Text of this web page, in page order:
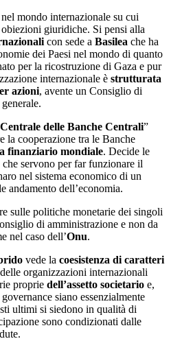
nel mondo internazionale su cui
giuridiche. Si pensi alla
con sede a Basilea che ha
dei Paesi nel mondo di quanto
per la ricostruzione di Gaza e pur
internazionale è strutturata
azioni, avente un Consiglio di
delle Banche Centrali”
la cooperazione tra le Banche
finanziario mondiale. Decide le
servono per far funzionare il
nel sistema economico di un
andamento dell’economia.
sulle politiche monetarie dei singoli
di amministrazione e non da
nel caso dell’Onu.
vede la coesistenza di caratteri
organizzazioni internazionali
proprie dell’assetto societario e,
siano essenzialmente
ultimi si siedono in qualità di
sono condizionati dalle